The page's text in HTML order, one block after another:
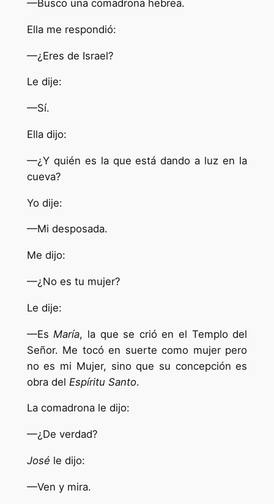
—Busco una comadrona hebrea.
Ella me respondió:
—¿Eres de Israel?
Le dije:
—Sí.
Ella dijo:
—¿Y quién es la que está dando a luz en la
cueva?
Yo dije:
—Mi desposada.
Me dijo:
—¿No es tu mujer?
Le dije:
—Es María, la que se crió en el Templo del
Señor. Me tocó en suerte como mujer pero
no es mi Mujer, sino que su concepción es
obra del Espíritu Santo.
La comadrona le dijo:
—¿De verdad?
José le dijo:
—Ven y mira.